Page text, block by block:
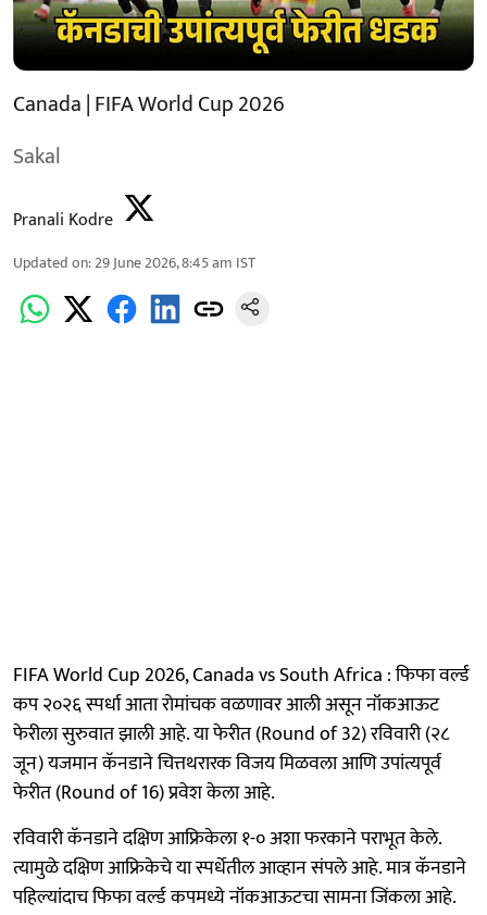
Canada | FIFA World Cup 2026
Sakal
Pranali Kodre
Updated on:29 June 2026, 8:45 am IST
FIFA World Cup 2026, Canada vs South Africa : फिफा वर्ल्ड
कप २०२६ स्पर्धा आता रोमांचक वळणावर आली असून नॉकआऊट
फेरीला सुरुवात झाली आहे. या फेरीत (Round of 32) रविवारी (२८
जून) यजमान कॅनडाने चित्तथरारक विजय मिळवला आणि उपांत्यपूर्व
फेरीत (Round of 16) प्रवेश केला आहे.
रविवारी कॅनडाने दक्षिण आफ्रिकेला १-० अशा फरकाने पराभूत केले.
त्यामुळे दक्षिण आफ्रिकेचे या स्पर्धेतील आव्हान संपले आहे. मात्र कॅनडाने
पहिल्यांदाच फिफा वर्ल्ड कपमध्ये नॉकआऊटचा सामना जिंकला आहे.